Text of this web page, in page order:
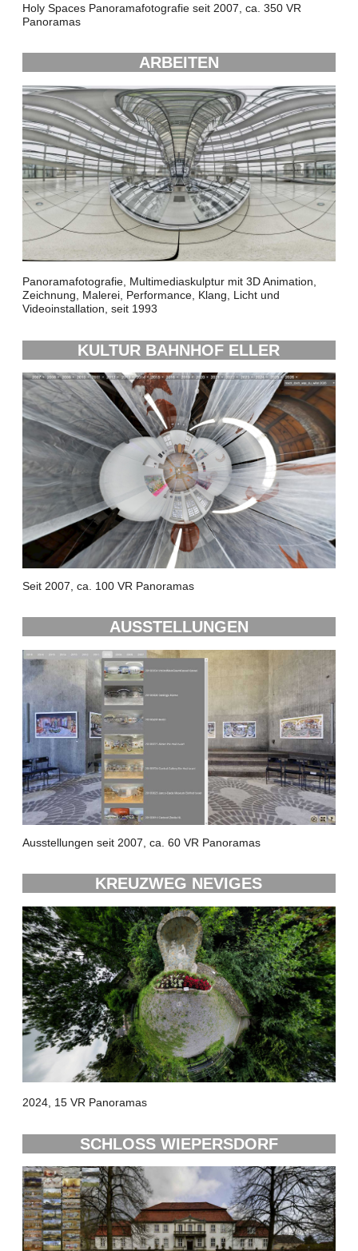
Holy Spaces Panoramafotografie seit 2007, ca. 350 VR
Panoramas
ARBEITEN
Panoramafotografie, Multimediaskulptur mit 3D Animation,
Zeichnung, Malerei, Performance, Klang, Licht und
Videoinstallation, seit 1993
KULTUR BAHNHOF ELLER
Seit 2007, ca. 100 VR Panoramas
AUSSTELLUNGEN
Ausstellungen seit 2007, ca. 60 VR Panoramas
KREUZWEG NEVIGES
2024, 15 VR Panoramas
SCHLOSS WIEPERSDORF